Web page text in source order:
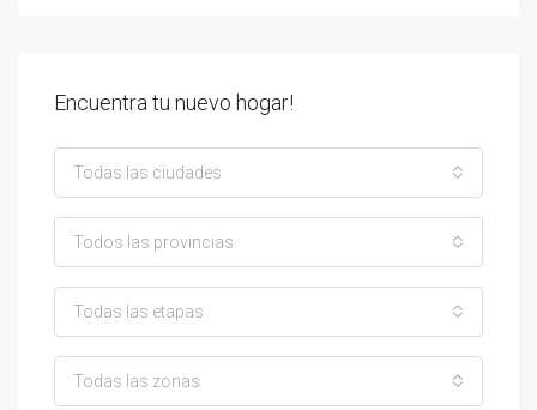
Encuentra tu nuevo hogar!
Todas las ciudades
Todos las provincias
Todas las etapas
Todas las zonas